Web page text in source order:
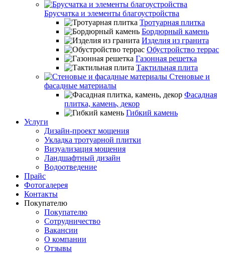
Брусчатка и элементы благоустройства
Тротуарная плитка
Бордюрный камень
Изделия из гранита
Обустройство террас
Газонная решетка
Тактильная плита
Стеновые и
фасадные материалы
Фасадная
плитка, камень, декор
Гибкий камень
Услуги
Дизайн-проект мощения
Укладка тротуарной плитки
Визуализация мощения
Ландшафтный дизайн
Водоотведение
Прайс
Фотогалерея
Контакты
Покупателю
Покупателю
Сотрудничество
Вакансии
О компании
Отзывы